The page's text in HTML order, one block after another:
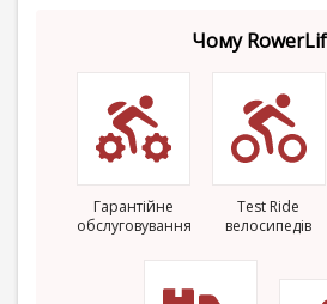
Чому
Гарантійне
обслуговування
Test Ride
велосипедів